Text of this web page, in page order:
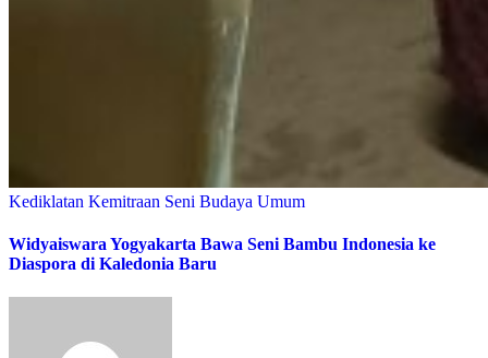
Kediklatan Kemitraan Seni Budaya Umum
Widyaiswara Yogyakarta Bawa Seni Bambu Indonesia ke
Diaspora di Kaledonia Baru